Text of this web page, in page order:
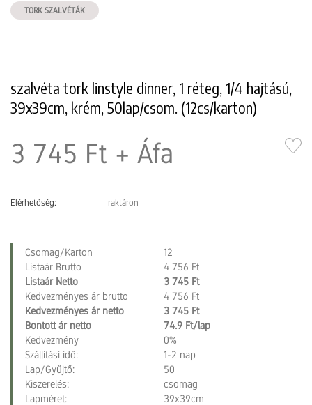
TORK SZALVÉTÁK
szalvéta tork linstyle dinner, 1 réteg, 1/4 hajtású,
39x39cm, krém, 50lap/csom. (12cs/karton)
3 745 Ft + Áfa
Elérhetőség: raktáron
Csomag/Karton
12
Listaár Brutto
4 756 Ft
Listaár Netto
3 745 Ft
Kedvezményes ár brutto
4 756 Ft
Kedvezményes ár netto
3 745 Ft
Bontott ár netto
74.9 Ft/lap
Kedvezmény
0%
Szállítási idő:
1-2 nap
Lap/Gyűjtő:
50
Kiszerelés:
csomag
Lapméret:
39x39cm